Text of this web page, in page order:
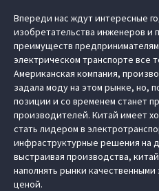
Впереди нас ждут интересные
изобретательства инженеров и
преимуществ
электрическом транспорте все
Американская компания,
задала моду на этом рынке, но,
позиции и со временем станет
производителей. Китай имеет
стать лидером в
инфраструктурные решения на
выстраивая производства,
наполнять рынки
ценой.